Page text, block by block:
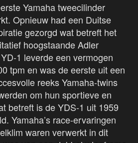
Yamaha tweecilinder
Opnieuw had een Duitse
gezorgd wat betreft het
hoogstaande Adler
1 leverde een vermogen
tpm en was de eerste uit een
reeks Yamaha-twins
om hun sportieve en
betreft is de YDS-1 uit 1959
Yamaha’s race-ervaringen
waren verwerkt in dit